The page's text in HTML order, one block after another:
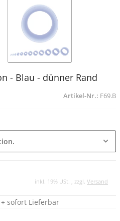
- Blau - dünner Rand
Artikel-Nr.: F69.B
inkl. 19% USt. , zzgl. Versand
sofort Lieferbar